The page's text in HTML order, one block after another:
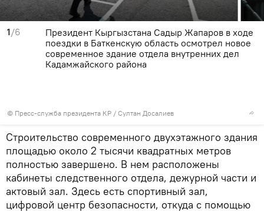
1/6
© Пресс-служба президента КР / Султан Досалиев
Президент Кыргызстана Садыр Жапаров в ходе
поездки в Баткенскую область осмотрел новое
современное здание отдела внутренних дел
Кадамжайского района
Строительство современного двухэтажного здания
площадью около 2 тысячи квадратных метров
полностью завершено. В нем расположены
кабинеты следственного отдела, дежурной части и
актовый зал. Здесь есть спортивный зал,
цифровой центр безопасности, откуда с помощью